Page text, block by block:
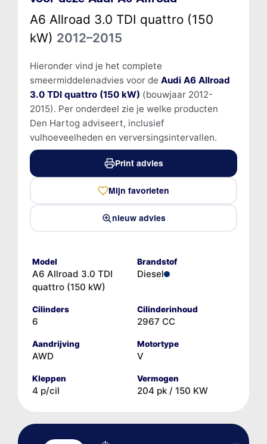
A6 Allroad 3.0 TDI quattro (150
kW) 2012–2015
Hieronder vind je het complete
smeermiddelenadvies voor de Audi A6 Allroad
3.0 TDI quattro (150 kW) (bouwjaar 2012-
2015). Per onderdeel zie je welke producten
Den Hartog adviseert, inclusief
vulhoeveelheden en verversingsintervallen.
Print advies
Mijn favorieten
nieuw advies
Model
A6 Allroad 3.0 TDI
quattro (150 kW)
Brandstof
Diesel
Cilinders
6
Cilinderinhoud
2967 CC
Aandrijving
AWD
Motortype
V
Kleppen
4 p/cil
Vermogen
204 pk / 150 KW